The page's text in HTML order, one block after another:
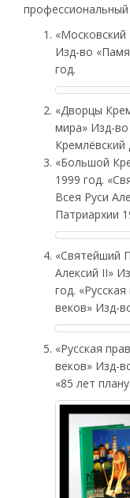
Изд-во
год.
«Дворцы
мира» Изд-
Кремлёвский
«Большой
1999 год.
Всея Руси
Патриархии
«Святейший
Алексий II»
год.
веков» Изд-
«Русская
веков» Изд-
«85 лет